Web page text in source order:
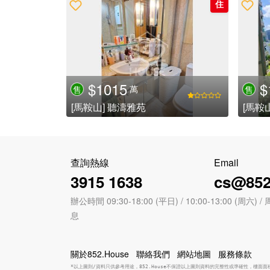
住
售 $1015 萬
[馬鞍山] 聽濤雅苑
售
[馬鞍
查詢熱線
3915 1638
Email
辦公時間 09:30-18:00 (平日) / 10:00-13:00 (周六) /
息
關於852.House 聯絡我們 網站地圖 服務條款
*以上圖則/資料只供參考用途，852.House不保證以上圖則資料的完整性或準確性，樓面